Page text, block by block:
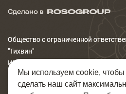
Общество с ограниченной
"Тихвин"
ИНН 6671167320
Юридический адрес: 620014,
Екатеринбург, ул. Сакко и Ванцетти,
Мы используем cookie, чтобы
сделать наш сайт